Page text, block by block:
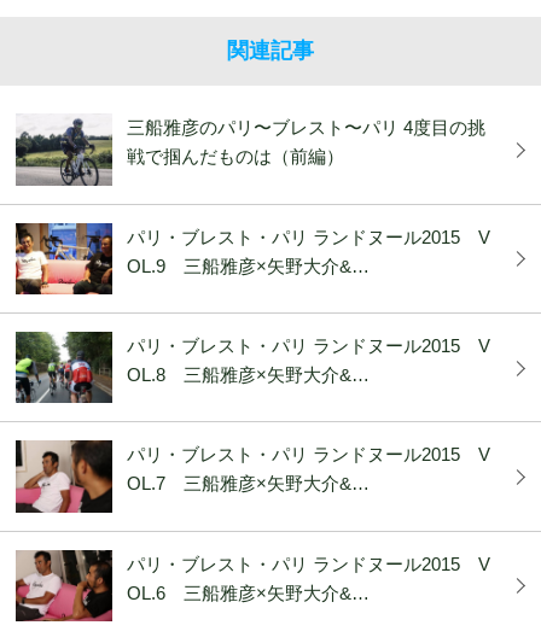
関連記事
三船雅彦のパリ〜ブレスト〜パリ 4度目の挑
戦で掴んだものは（前編）
パリ・ブレスト・パリ ランドヌール2015 V
OL.9 三船雅彦×矢野大介&…
パリ・ブレスト・パリ ランドヌール2015 V
OL.8 三船雅彦×矢野大介&…
パリ・ブレスト・パリ ランドヌール2015 V
OL.7 三船雅彦×矢野大介&…
パリ・ブレスト・パリ ランドヌール2015 V
OL.6 三船雅彦×矢野大介&…